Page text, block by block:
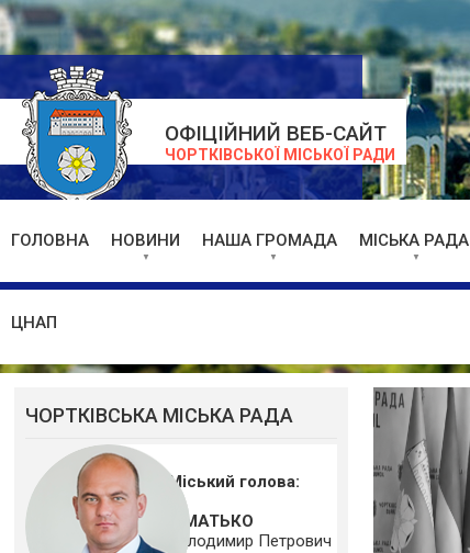
ОФІЦІЙНИЙ ВЕБ-САЙТ
ЧОРТКІВСЬКОЇ МІСЬКОЇ РАДИ
ГОЛОВНА НОВИНИ НАША ГРОМАДА МІСЬКА РАДА
ЦНАП
ЧОРТКІВСЬКА МІСЬКА РАДА
Міський голова:
ШМАТЬКО
Володимир Петрович